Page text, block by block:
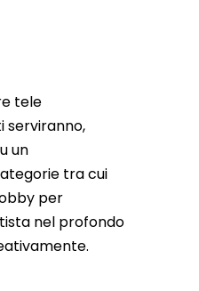
tele
serviranno,
un
tra cui
per
nel profondo